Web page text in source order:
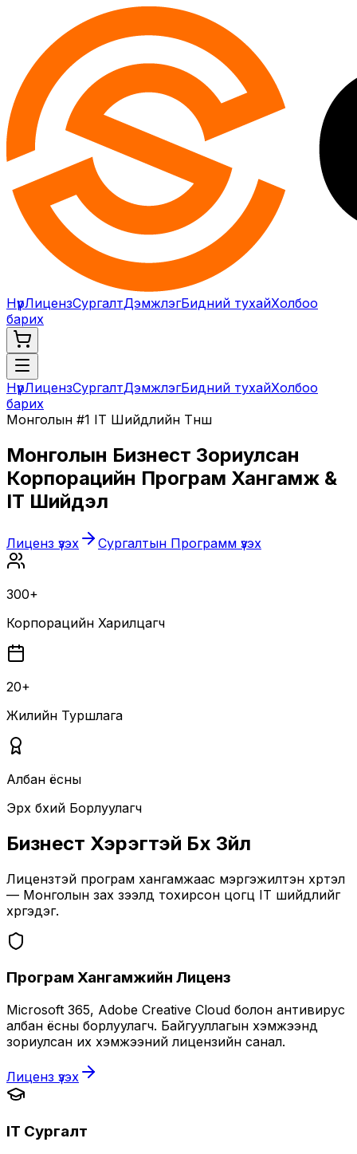
НүүрЛицензСургалтДэмжлэгБидний тухайХолбоо
барих
НүүрЛицензСургалтДэмжлэгБидний тухайХолбоо
барих
Монголын #1 IT Шийдлийн Түнш
Монголын Бизнест Зориулсан
Корпорацийн Програм Хангамж &
IT Шийдэл
Лиценз үзэх Сургалтын Программ үзэх
300+
Корпорацийн Харилцагч
20+
Жилийн Туршлага
Албан ёсны
Эрх бүхий Борлуулагч
Бизнест Хэрэгтэй Бүх Зүйл
Лицензтэй програм хангамжаас мэргэжилтэн хүртэл
— Монголын зах зээлд тохирсон цогц IT шийдлийг
хүргэдэг.
Програм Хангамжийн Лиценз
Microsoft 365, Adobe Creative Cloud болон антивирус
албан ёсны борлуулагч. Байгууллагын хэмжээнд
зориулсан их хэмжээний лицензийн санал.
Лиценз үзэх
IT Сургалт